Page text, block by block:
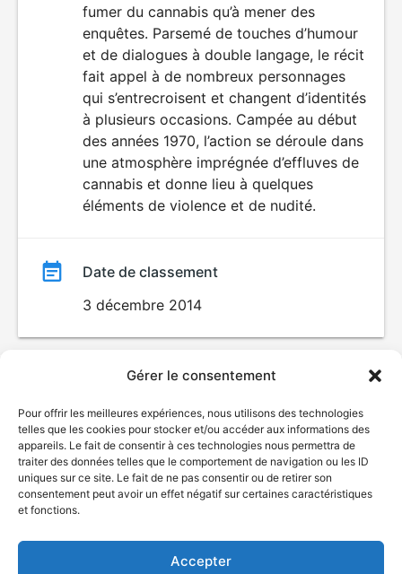
Gérer le consentement
Pour offrir les meilleures expériences, nous utilisons des technologies
telles que les cookies pour stocker et/ou accéder aux informations des
appareils. Le fait de consentir à ces technologies nous permettra de
traiter des données telles que le comportement de navigation ou les ID
uniques sur ce site. Le fait de ne pas consentir ou de retirer son
consentement peut avoir un effet négatif sur certaines caractéristiques
et fonctions.
Accepter
fumer du cannabis qu’à mener des
enquêtes. Parsemé de touches d’humour
et de dialogues à double langage, le récit
fait appel à de nombreux personnages
qui s’entrecroisent et changent d’identités
à plusieurs occasions. Campée au début
des années 1970, l’action se déroule dans
une atmosphère imprégnée d’effluves de
cannabis et donne lieu à quelques
éléments de violence et de nudité.
Date de classement
3 décembre 2014
© Gouvernement du Québec, 2026
Plan du site
Accessibilité